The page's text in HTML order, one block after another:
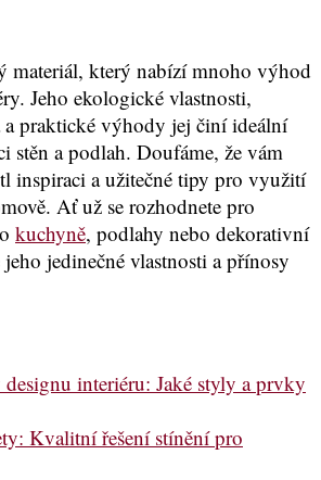
materiál, který nabízí mnoho výhod
Jeho ekologické vlastnosti,
a praktické výhody jej činí ideální
stěn a podlah. Doufáme, že vám
inspiraci a užitečné tipy pro využití
Ať už se rozhodnete pro
kuchyně, podlahy nebo dekorativní
jedinečné vlastnosti a přínosy
interiéru: Jaké styly a prvky
Kvalitní řešení stínění pro